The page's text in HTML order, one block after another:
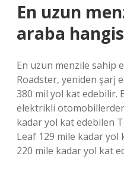
En uzun
araba
En uzun menzile sahip
Roadster, yeniden şarj
380 mil yol kat edebilir.
elektrikli
kadar yol kat edebilen
Leaf 129 mile kadar yol
220 mile kadar yol kat